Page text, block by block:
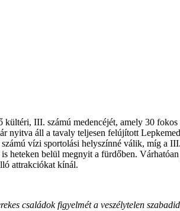
III. számú medencéjét, amely 30
nyitva áll a tavaly teljesen felújított
vízi sportolási helyszínné válik, míg a
heteken belül megnyit a fürdőben.
attrakciókat kínál.
családok figyelmét a veszélytelen